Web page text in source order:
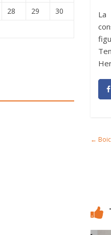
La
←
28 29
30